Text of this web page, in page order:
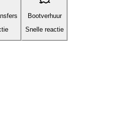
Bootverhuur
Snelle reactie